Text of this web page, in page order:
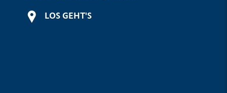
LOS GEHT'S